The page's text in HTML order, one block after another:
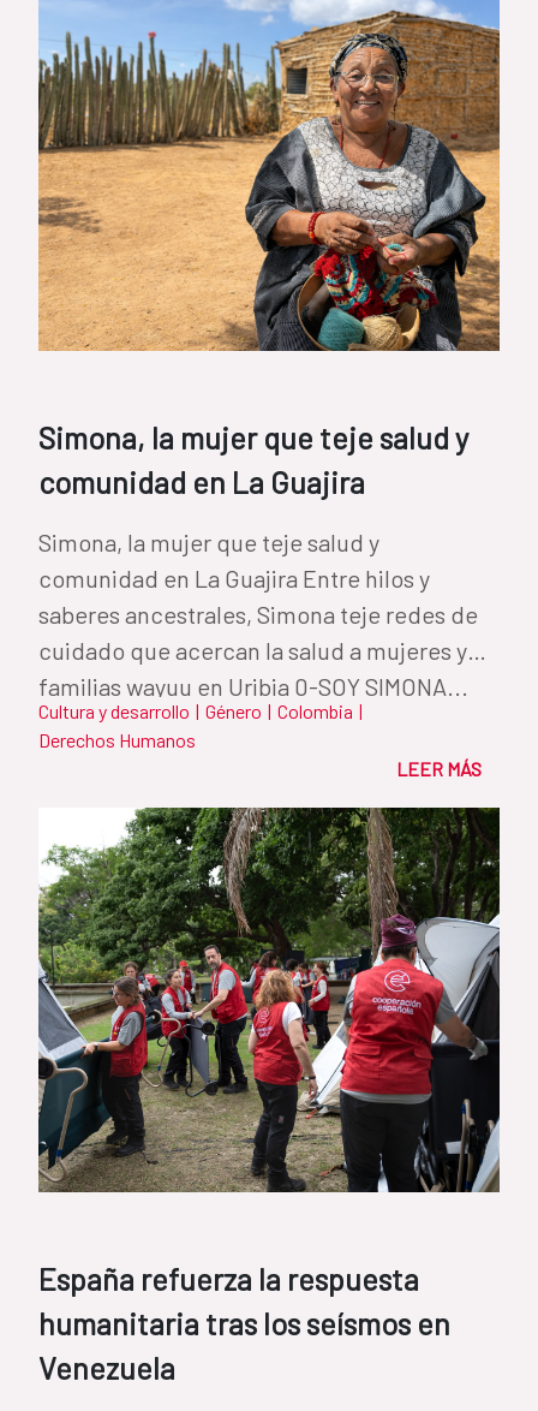
Simona, la mujer que teje salud y
comunidad en La Guajira
Simona, la mujer que teje salud y
comunidad en La Guajira Entre hilos y
saberes ancestrales, Simona teje redes de
cuidado que acercan la salud a mujeres y
familias wayuu en Uribia 0-SOY SIMONA...
Cultura y desarrollo | Género | Colombia |
Derechos Humanos
LEER MÁS
España refuerza la respuesta
humanitaria tras los seísmos en
Venezuela